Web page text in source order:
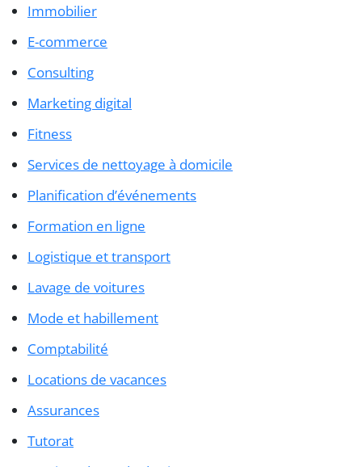
Immobilier
E-commerce
Consulting
Marketing digital
Fitness
Services de nettoyage à domicile
Planification d’événements
Formation en ligne
Logistique et transport
Lavage de voitures
Mode et habillement
Comptabilité
Locations de vacances
Assurances
Tutorat